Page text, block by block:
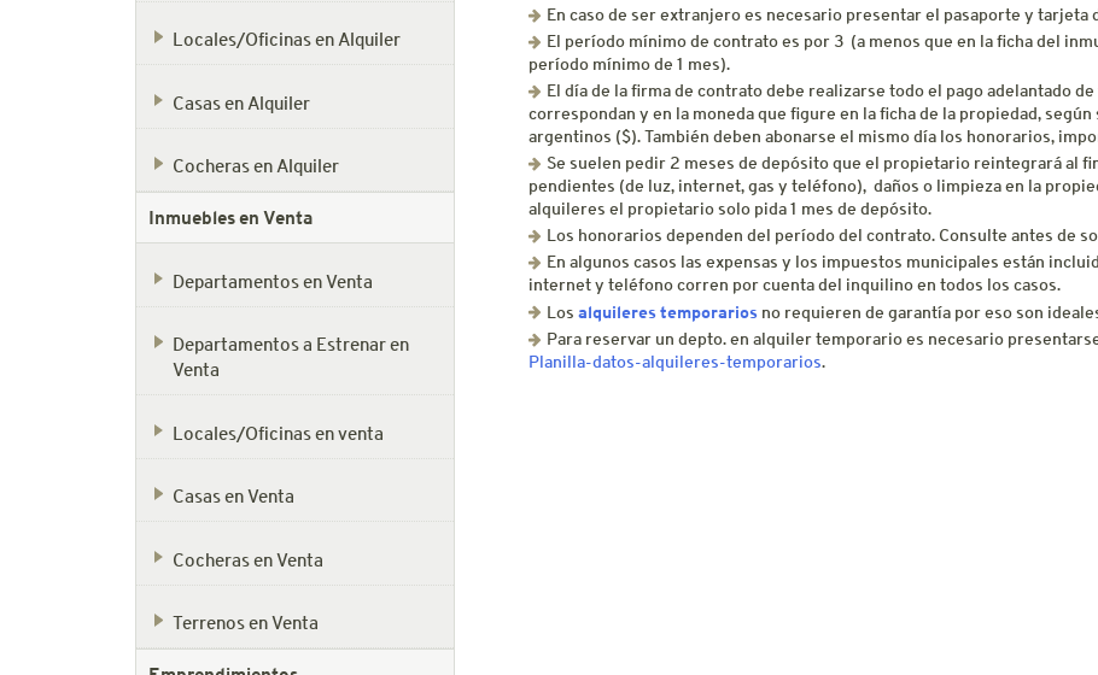
Locales/Oficinas en Alquiler
Casas en Alquiler
Cocheras en Alquiler
Inmuebles en Venta
Departamentos en Venta
Departamentos a Estrenar en
Venta
Locales/Oficinas en venta
Casas en Venta
Cocheras en Venta
Terrenos en Venta
En caso de ser extranjero es necesario presentar el pasaporte y tarjeta
El período mínimo de contrato es por 3 (a menos que en la ficha del
período mínimo de 1 mes).
El día de la firma de contrato debe realizarse todo el pago adelantado
correspondan y en la moneda que figure en la ficha de la propiedad,
argentinos ($). También deben abonarse el mismo día los honorarios,
Se suelen pedir 2 meses de depósito que el propietario reintegrará al
pendientes (de luz, internet, gas y teléfono), daños o limpieza en la
alquileres el propietario solo pida 1 mes de depósito.
Los honorarios dependen del período del contrato. Consulte antes de
En algunos casos las expensas y los impuestos municipales están
internet y teléfono corren por cuenta del inquilino en todos los casos.
Los alquileres temporarios no requieren de garantía por eso son
Para reservar un depto. en alquiler temporario es necesario
Planilla-datos-alquileres-temporarios.